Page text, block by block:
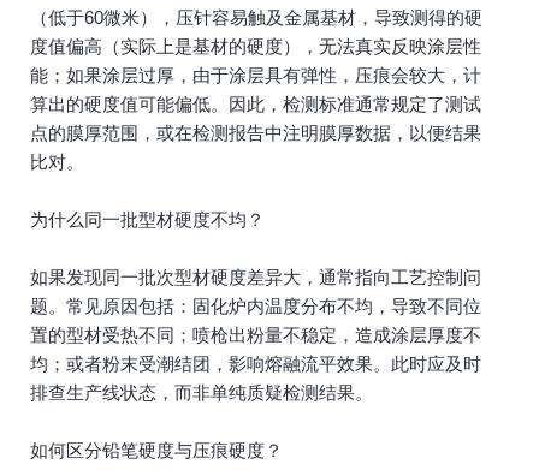
（低于60微米），压针容易触及金属基材，导致测得的硬
度值偏高（实际上是基材的硬度），无法真实反映涂层性
能；如果涂层过厚，由于涂层具有弹性，压痕会较大，计
算出的硬度值可能偏低。因此，检测标准通常规定了测试
点的膜厚范围，或在检测报告中注明膜厚数据，以便结果
比对。
为什么同一批型材硬度不均？
如果发现同一批次型材硬度差异大，通常指向工艺控制问
题。常见原因包括：固化炉内温度分布不均，导致不同位
置的型材受热不同；喷枪出粉量不稳定，造成涂层厚度不
均；或者粉末受潮结团，影响熔融流平效果。此时应及时
排查生产线状态，而非单纯质疑检测结果。
如何区分铅笔硬度与压痕硬度？